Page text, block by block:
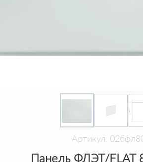
Артикул:
Панель ФЛЭТ/FLAT